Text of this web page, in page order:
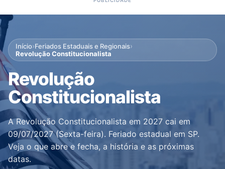
Início›Feriados Estaduais e Regionais›
Revolução Constitucionalista
Revolução
Constitucionalista
A Revolução Constitucionalista em 2027 cai em
09/07/2027 (Sexta-feira). Feriado estadual em SP.
Veja o que abre e fecha, a história e as próximas
datas.